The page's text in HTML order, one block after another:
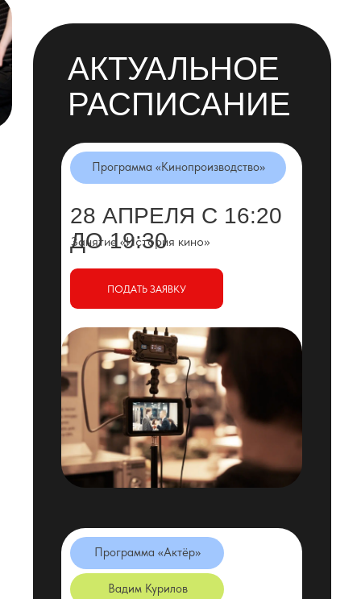
АКТУАЛЬНОЕ
РАСПИСАНИЕ
Программа «Кинопроизводство»
28 АПРЕЛЯ С 16:20
ДО 19:30
ПОДАТЬ ЗАЯВКУ
Занятие «История кино»
Программа «Актёр»
Вадим Курилов